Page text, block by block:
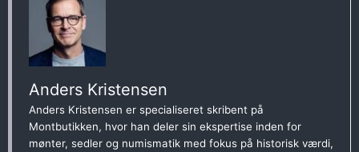
Anders Kristensen
Anders Kristensen er specialiseret skribent på
Montbutikken, hvor han deler sin ekspertise inden for
mønter, sedler og numismatik med fokus på historisk værdi,